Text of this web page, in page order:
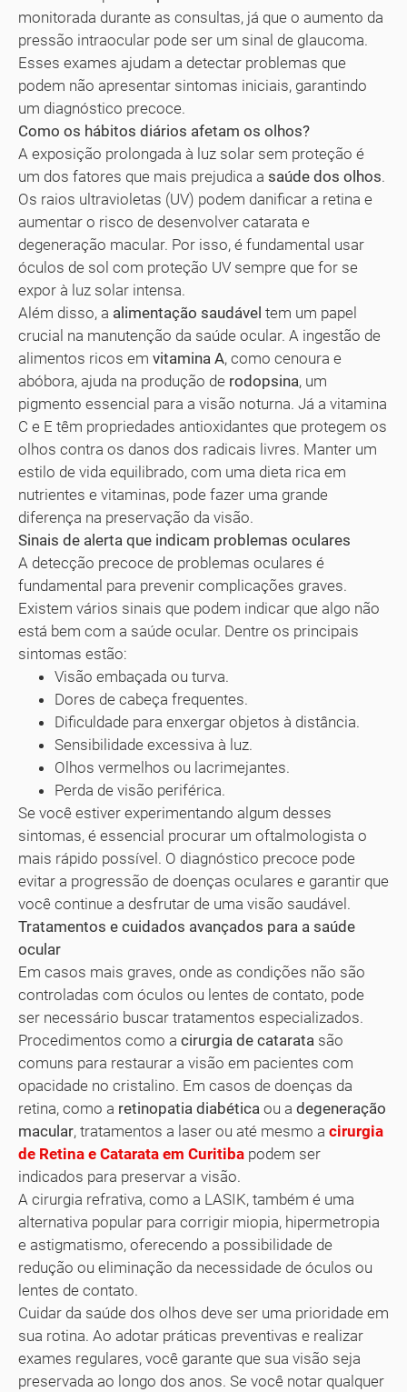
monitorada durante as consultas, já que o aumento da
pressão intraocular pode ser um sinal de glaucoma.
Esses exames ajudam a detectar problemas que
podem não apresentar sintomas iniciais, garantindo
um diagnóstico precoce.
Como os hábitos diários afetam os olhos?
A exposição prolongada à luz solar sem proteção é
um dos fatores que mais prejudica a saúde dos olhos.
Os raios ultravioletas (UV) podem danificar a retina e
aumentar o risco de desenvolver catarata e
degeneração macular. Por isso, é fundamental usar
óculos de sol com proteção UV sempre que for se
expor à luz solar intensa.
Além disso, a alimentação saudável tem um papel
crucial na manutenção da saúde ocular. A ingestão de
alimentos ricos em vitamina A, como cenoura e
abóbora, ajuda na produção de rodopsina, um
pigmento essencial para a visão noturna. Já a vitamina
C e E têm propriedades antioxidantes que protegem os
olhos contra os danos dos radicais livres. Manter um
estilo de vida equilibrado, com uma dieta rica em
nutrientes e vitaminas, pode fazer uma grande
diferença na preservação da visão.
Sinais de alerta que indicam problemas oculares
A detecção precoce de problemas oculares é
fundamental para prevenir complicações graves.
Existem vários sinais que podem indicar que algo não
está bem com a saúde ocular. Dentre os principais
sintomas estão:
Visão embaçada ou turva.
Dores de cabeça frequentes.
Dificuldade para enxergar objetos à distância.
Sensibilidade excessiva à luz.
Olhos vermelhos ou lacrimejantes.
Perda de visão periférica.
Se você estiver experimentando algum desses
sintomas, é essencial procurar um oftalmologista o
mais rápido possível. O diagnóstico precoce pode
evitar a progressão de doenças oculares e garantir que
você continue a desfrutar de uma visão saudável.
Tratamentos e cuidados avançados para a saúde
ocular
Em casos mais graves, onde as condições não são
controladas com óculos ou lentes de contato, pode
ser necessário buscar tratamentos especializados.
Procedimentos como a cirurgia de catarata são
comuns para restaurar a visão em pacientes com
opacidade no cristalino. Em casos de doenças da
retina, como a retinopatia diabética ou a degeneração
macular, tratamentos a laser ou até mesmo a cirurgia
de Retina e Catarata em Curitiba podem ser
indicados para preservar a visão.
A cirurgia refrativa, como a LASIK, também é uma
alternativa popular para corrigir miopia, hipermetropia
e astigmatismo, oferecendo a possibilidade de
redução ou eliminação da necessidade de óculos ou
lentes de contato.
Cuidar da saúde dos olhos deve ser uma prioridade em
sua rotina. Ao adotar práticas preventivas e realizar
exames regulares, você garante que sua visão seja
preservada ao longo dos anos. Se você notar qualquer